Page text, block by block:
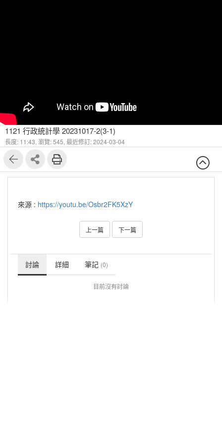
1121 行政統計學 20231017-2(3-1)
長度: 11:43, 瀏覽: 545, 最近修訂: 2024-03-04
來源 : https://youtu.be/Osbr2FK5XzY
上一篇 下一篇
討論 詳細 筆記 (0)
目前沒有討論